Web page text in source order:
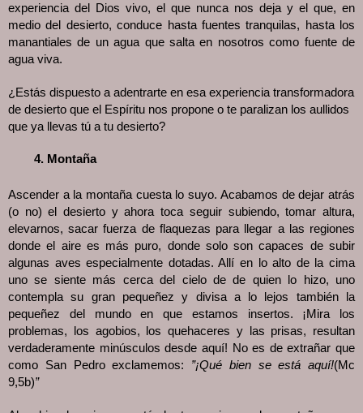
experiencia del Dios vivo, el que nunca nos deja y el que, en
medio del desierto, conduce hasta fuentes tranquilas, hasta los
manantiales de un agua que salta en nosotros como fuente de
agua viva.
¿Estás dispuesto a adentrarte en esa experiencia transformadora
de desierto que el Espíritu nos propone o te paralizan los aullidos
que ya llevas tú a tu desierto?
Montaña
Ascender a la montaña cuesta lo suyo. Acabamos de dejar atrás
(o no) el desierto y ahora toca seguir subiendo, tomar altura,
elevarnos, sacar fuerza de flaquezas para llegar a las regiones
donde el aire es más puro, donde solo son capaces de subir
algunas aves especialmente dotadas. Allí en lo alto de la cima
uno se siente más cerca del cielo de de quien lo hizo, uno
contempla su gran pequeñez y divisa a lo lejos también la
pequeñez del mundo en que estamos insertos. ¡Mira los
problemas, los agobios, los quehaceres y las prisas, resultan
verdaderamente minúsculos desde aquí! No es de extrañar que
como San Pedro exclamemos: ”¡Qué bien se está aquí!(Mc
9,5b)”